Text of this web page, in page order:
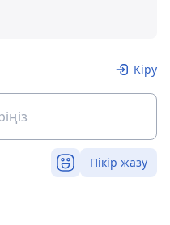
Кіру
Пікір жазу